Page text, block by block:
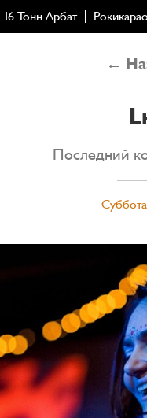
16 Тонн Арбат
←
Последний